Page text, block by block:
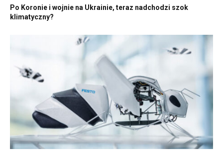
Po Koronie i wojnie na Ukrainie, teraz nadchodzi szok
klimatyczny?